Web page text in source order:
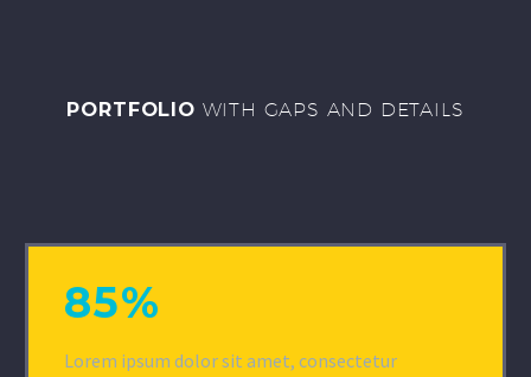
PORTFOLIO WITH GAPS AND DETAILS
85%
Lorem ipsum dolor sit amet, consectetur